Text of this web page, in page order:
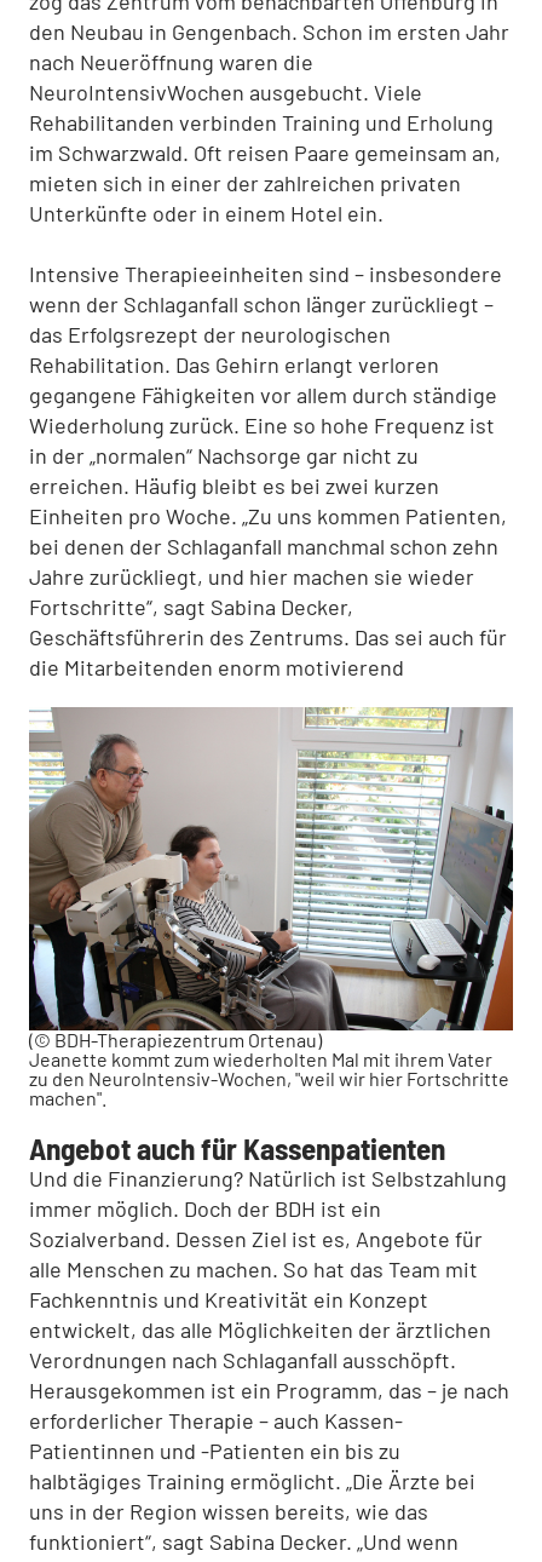
den Neubau in Gengenbach. Schon im ersten Jahr
nach Neueröffnung waren die
NeuroIntensivWochen ausgebucht. Viele
Rehabilitanden verbinden Training und Erholung
im Schwarzwald. Oft reisen Paare gemeinsam an,
mieten sich in einer der zahlreichen privaten
Unterkünfte oder in einem Hotel ein.
Intensive Therapieeinheiten sind – insbesondere
wenn der Schlaganfall schon länger zurückliegt –
das Erfolgsrezept der neurologischen
Rehabilitation. Das Gehirn erlangt verloren
gegangene Fähigkeiten vor allem durch ständige
Wiederholung zurück. Eine so hohe Frequenz ist
in der „normalen“ Nachsorge gar nicht zu
erreichen. Häufig bleibt es bei zwei kurzen
Einheiten pro Woche. „Zu uns kommen Patienten,
bei denen der Schlaganfall manchmal schon zehn
Jahre zurückliegt, und hier machen sie wieder
Fortschritte“, sagt Sabina Decker,
Geschäftsführerin des Zentrums. Das sei auch für
die Mitarbeitenden enorm motivierend
(© BDH-Therapiezentrum Ortenau)
Jeanette kommt zum wiederholten Mal mit ihrem Vater
zu den NeuroIntensiv-Wochen, "weil wir hier Fortschritte
machen".
Angebot auch für Kassenpatienten
Und die Finanzierung? Natürlich ist Selbstzahlung
immer möglich. Doch der BDH ist ein
Sozialverband. Dessen Ziel ist es, Angebote für
alle Menschen zu machen. So hat das Team mit
Fachkenntnis und Kreativität ein Konzept
entwickelt, das alle Möglichkeiten der ärztlichen
Verordnungen nach Schlaganfall ausschöpft.
Herausgekommen ist ein Programm, das – je nach
erforderlicher Therapie – auch Kassen-
Patientinnen und -Patienten ein bis zu
halbtägiges Training ermöglicht. „Die Ärzte bei
uns in der Region wissen bereits, wie das
funktioniert“, sagt Sabina Decker. „Und wenn